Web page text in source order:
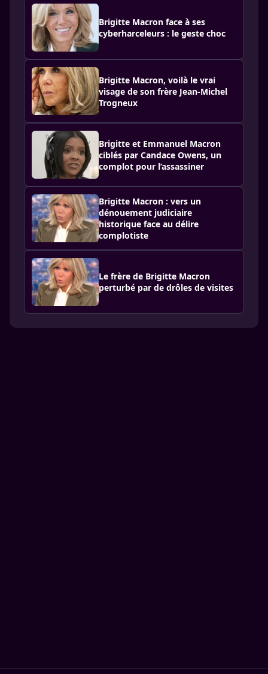
Brigitte Macron face à ses
cyberharceleurs : le geste choc
Brigitte Macron, voilà le vrai
visage de son frère Jean-Michel
Trogneux
Brigitte et Emmanuel Macron
ciblés par Candace Owens, un
complot pour l’assassiner
Brigitte Macron : vers un
dénouement judiciaire
historique face au délire
complotiste
Le frère de Brigitte Macron
perturbé par de drôles de visites